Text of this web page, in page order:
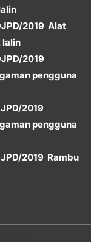
2019 Alat
lalin
2019
pengguna
2019
pengguna
2019 Rambu